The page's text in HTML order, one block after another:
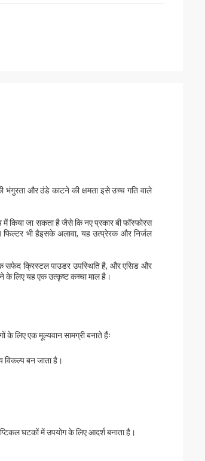
भंगुरता और ठंडे काटने की क्षमता इसे उच्च गति वाले
किया जा सकता है जैसे कि नए प्रकार बी फॉस्फोरस
भी हैइसके अलावा, यह उत्प्रेरक और निर्जल
सफेद क्रिस्टल पाउडर उपस्थिति है, और एसिड और
के लिए यह एक उत्कृष्ट कच्चा माल है।
लिए एक मूल्यवान सामग्री बनाते हैंः
विकल्प बन जाता है।
घटकों में उपयोग के लिए आदर्श बनाता है।